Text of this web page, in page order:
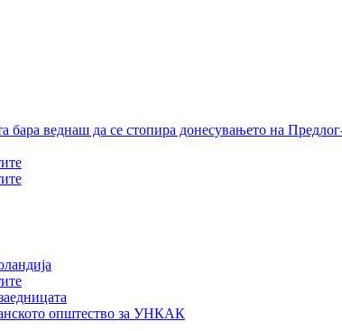
бара веднаш да се стопира донесувањето на
општество за УНКАК